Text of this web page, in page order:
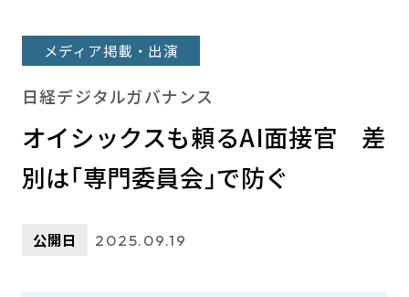
メディア掲載・出演
日経デジタルガバナンス
オイシックスも頼るAI面接官 差
別は｢専門委員会｣で防ぐ
公開日 2025.09.19